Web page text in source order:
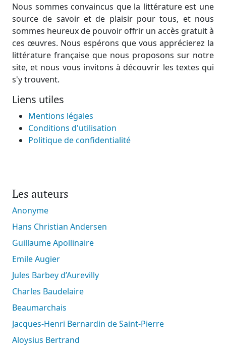
Nous sommes convaincus que la littérature est une
source de savoir et de plaisir pour tous, et nous
sommes heureux de pouvoir offrir un accès gratuit à
ces œuvres. Nous espérons que vous apprécierez la
littérature française que nous proposons sur notre
site, et nous vous invitons à découvrir les textes qui
s'y trouvent.
Liens utiles
Mentions légales
Conditions d'utilisation
Politique de confidentialité
Les auteurs
Anonyme
Hans Christian Andersen
Guillaume Apollinaire
Emile Augier
Jules Barbey d’Aurevilly
Charles Baudelaire
Beaumarchais
Jacques-Henri Bernardin de Saint-Pierre
Aloysius Bertrand